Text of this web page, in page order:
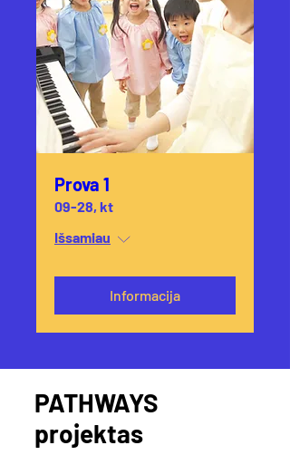
Prova 1
09-28, kt
Išsamiau
Informacija
PATHWAYS
projektas